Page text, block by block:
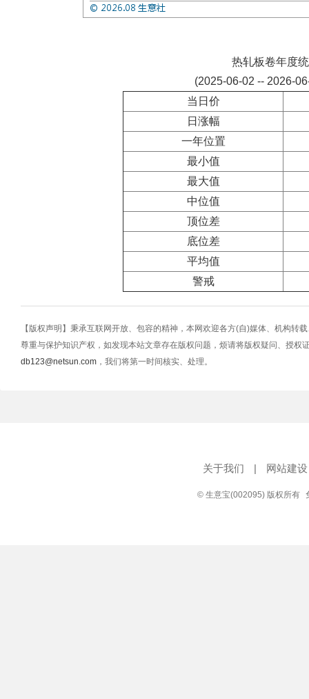
热轧板卷年度
(2025-06-02 -- 2026-
当日价
日涨幅
一年位置
最小值
最大值
中位值
顶位差
底位差
平均值
警戒
【版权声明】秉承互联网开放、包容的精神，本网欢迎各方(自)媒体、机构转
尊重与保护知识产权，如发现本站文章存在版权问题，烦请将版权疑问、授权
db123@netsun.com ，我们将第一时间核实、处理。
关于我们 | 网站建设
© 生意宝(002095) 版权所有